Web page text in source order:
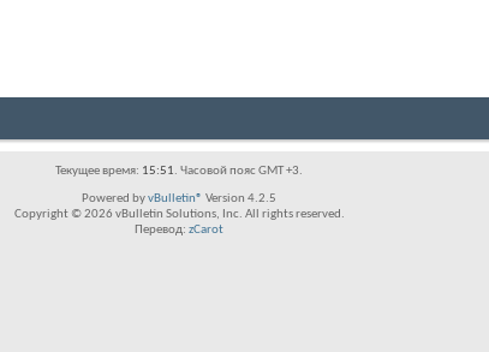
Текущее время: 15:51. Часовой пояс GMT +3.
Powered byvBulletin® Version 4.2.5
Copyright © 2026 vBulletin Solutions, Inc. All rights reserved.
Перевод: zCarot